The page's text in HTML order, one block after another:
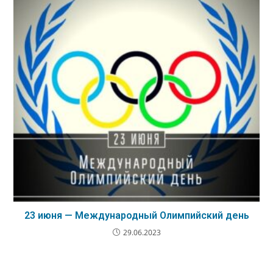
23 июня — Международный Олимпийский день
29.06.2023